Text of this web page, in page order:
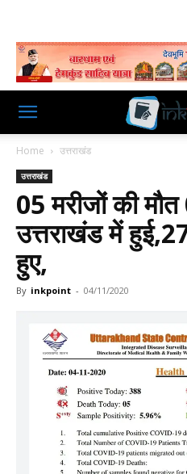
Home उत्तराखंड
उत्तराखंड
05 मरीजों की
उत्तराखंड में
हुए,
By inkpoint - 04/11/2020